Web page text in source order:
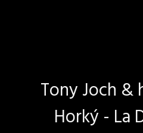
Tony Joch &
Horký - La